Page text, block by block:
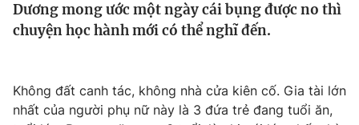
Thế giới
Thế giới đó đây
Tài chính
Dữ liệu và đời sống
Dương mong ước một ngày cái bụng được no thì
chuyện học hành mới có thể nghĩ đến.
Không đất canh tác, không nhà cửa kiên cố. Gia tài lớn
nhất của người phụ nữ này là 3 đứa trẻ đang tuổi ăn,